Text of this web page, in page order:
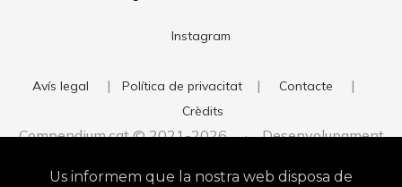
Instagram
Avís legal | Política de privacitat | Contacte |
Crèdits
Compendium.cat © 2021-2026 · Desenvolupament
Us informem que la nostra web disposa de